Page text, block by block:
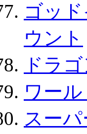
ゴッ
ウント
ドラ
ワー
スー